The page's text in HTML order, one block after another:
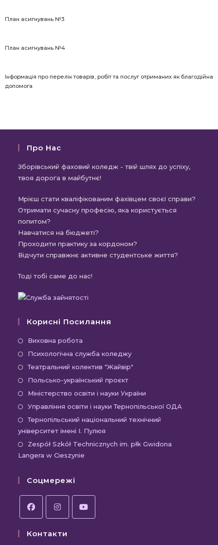
План асигнувань №3
План асигнувань №4
Інформація про перелік товарів, робіт та послуг отриманих як благодійна
допомога
Про Нас
Зборівський фаховий коледж - твій шлях до успіху,
твоя дорога в майбутнє!
Мрієш стати кваліфікованим фахівцем своєї справи?
Отримати сучасну професію, яка користується
попитом?
Навчатися на бюджеті?
Проходити практику за кордоном?
Відчути справжнє активне студентське життя?
Тоді тобі саме до нас!
Корисні Посилання
Виховна робота
Психологічна служба коледжу
Театральний колектив "Жайвір"
Польсько-український проєкт
Міністерство освіти і науки України
Управління освіти і науки Тернопільської ОДА
Тернопільський національний технічний
університет імені І. Пулюя
Zespół Szkół Technicznych im. płk Gwidona
Langera w Cieszynie
Соцмережі
Контакти